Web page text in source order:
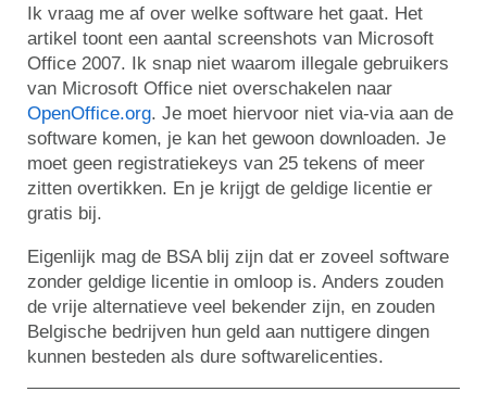
Ik vraag me af over welke software het gaat. Het
artikel toont een aantal screenshots van Microsoft
Office 2007. Ik snap niet waarom illegale gebruikers
van Microsoft Office niet overschakelen naar
OpenOffice.org. Je moet hiervoor niet via-via aan de
software komen, je kan het gewoon downloaden. Je
moet geen registratiekeys van 25 tekens of meer
zitten overtikken. En je krijgt de geldige licentie er
gratis bij.
Eigenlijk mag de BSA blij zijn dat er zoveel software
zonder geldige licentie in omloop is. Anders zouden
de vrije alternatieve veel bekender zijn, en zouden
Belgische bedrijven hun geld aan nuttigere dingen
kunnen besteden als dure softwarelicenties.